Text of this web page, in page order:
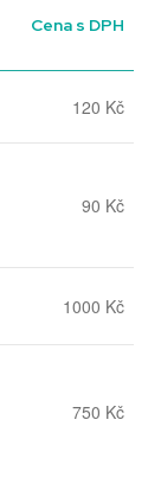
Cena s DPH
120 Kč
90 Kč
1000 Kč
750 Kč